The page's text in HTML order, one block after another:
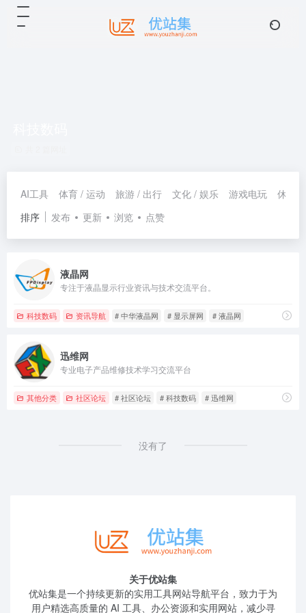
AI工具 体育 / 运动 旅游 / 出行 文化 / 娱乐 游戏电玩
休闲 /
排序
发布 更新 浏览 点赞
液晶网
专注于液晶显示行业资讯与技术交流平台。
科技数码 资讯导航 # 中华液晶网 # 显示屏网 # 液晶网
迅维网
专业电子产品维修技术学习交流平台
其他分类 社区论坛 # 社区论坛 # 科技数码 # 迅维网
没有了
关于优站集
优站集是一个持续更新的实用工具网站导航平台，致力于为
用户精选高质量的 AI 工具、办公资源和实用网站，减少寻